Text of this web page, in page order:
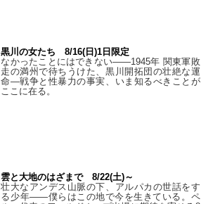
黒川の女たち 8/16(日)1日限定
なかったことにはできない——1945年 関東軍敗
走の満州で待ちうけた、黒川開拓団の壮絶な運
命―戦争と性暴力の事実、いま知るべきことが
ここに在る。
雲と大地のはざまで 8/22(土)～
壮大なアンデス山脈の下、アルパカの世話をす
る少年――僕らはこの地で今を生きている。ペ